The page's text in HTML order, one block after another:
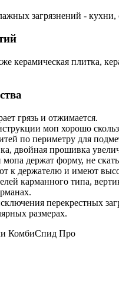
загрязнений -
керамическая плитка,
грязь и отжимается.
моп хорошо
по периметру для
двойная прошивка
держат форму, не
к держателю и имеют
карманного типа,
перекрестных
размерах.
КомбиСпид Про